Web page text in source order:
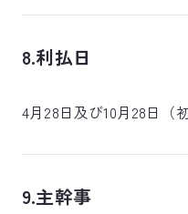
8.利払日
4月28日及び10月28日（
9.主幹事